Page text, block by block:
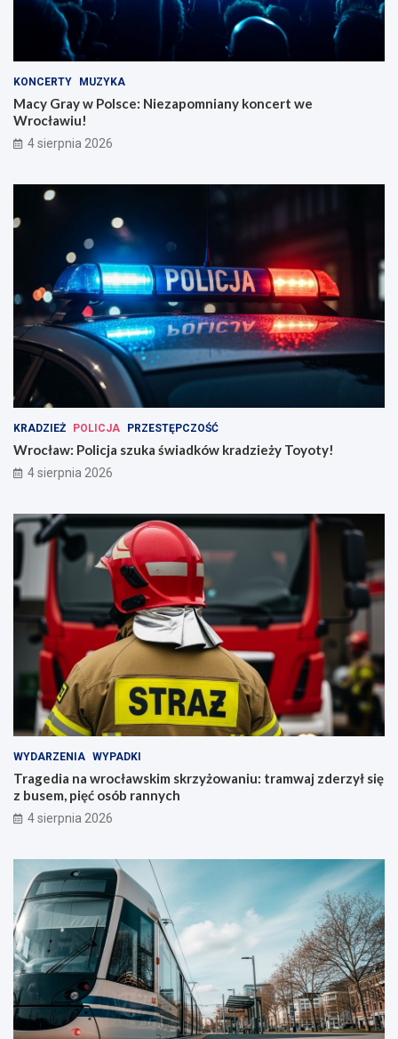
KONCERTY MUZYKA
Macy Gray w Polsce: Niezapomniany koncert we
Wrocławiu!
4 sierpnia 2026
KRADZIEŻ POLICJA PRZESTĘPCZOŚĆ
Wrocław: Policja szuka świadków kradzieży Toyoty!
4 sierpnia 2026
WYDARZENIA WYPADKI
Tragedia na wrocławskim skrzyżowaniu: tramwaj zderzył się
z busem, pięć osób rannych
4 sierpnia 2026